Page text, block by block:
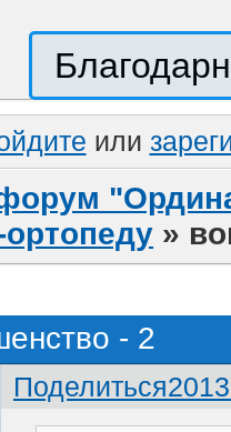
или
»
- 2
Поделиться